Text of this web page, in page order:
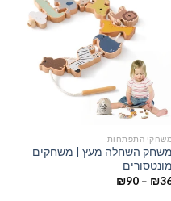
משחקי התפתחות
משחק השחלה מעץ | משחקים
מונטסורים
₪
–
₪90
טווח